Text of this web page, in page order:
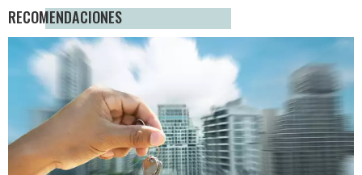
RECOMENDACIONES